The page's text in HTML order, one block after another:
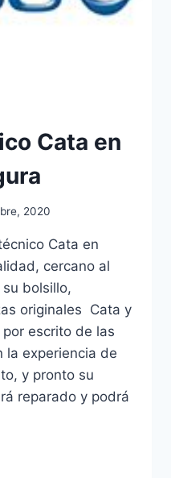
Cata en
2020
Cata en
cercano al
bolsillo,
originales Cata y
escrito de las
la experiencia de
y pronto su
reparado y podrá